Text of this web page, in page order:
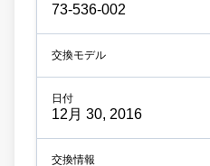
73-536-002
12月 30, 2016